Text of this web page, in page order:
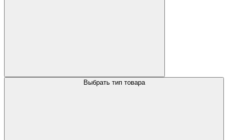
Выбрать тип товара